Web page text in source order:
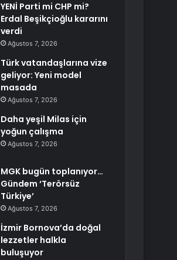
YENİ Parti mi CHP mi?
Erdal Beşikçioğlu kararını
verdi
Ağustos 7, 2026
Türk vatandaşlarına vize
geliyor: Yeni model
masada
Ağustos 7, 2026
Daha yeşil Milas için
yoğun çalışma
Ağustos 7, 2026
MGK bugün toplanıyor…
Gündem ‘Terörsüz
Türkiye’
Ağustos 7, 2026
İzmir Bornova’da doğal
lezzetler halkla
buluşuyor